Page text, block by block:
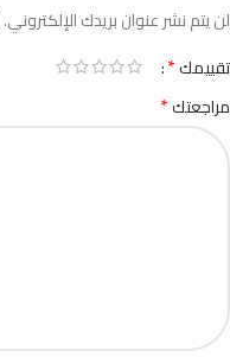
لن يتم نشر عنوان بريدك الإلكتروني.
تقييمك*
مراجعتك*